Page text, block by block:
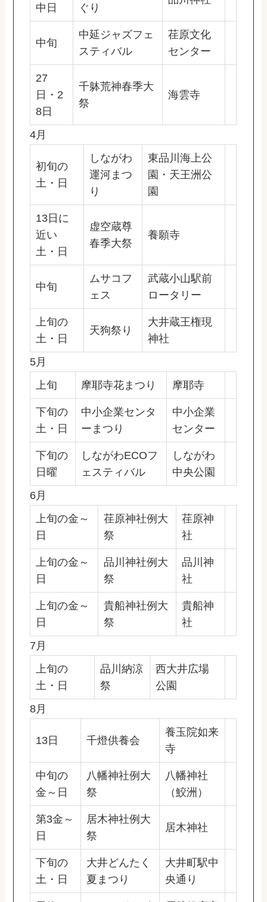
中日
ぐり
中旬
中延ジャズフェ
スティバル
荏原文化
センター
27
日・2
8日
千躰荒神春季大
祭
海雲寺
4月
初旬の
土・日
しながわ
運河まつ
り
東品川海上公
園・天王洲公
園
13日に
近い
土・日
虚空蔵尊
春季大祭
養願寺
中旬
ムサコフ
ェス
武蔵小山駅前
ロータリー
上旬の
土・日
天狗祭り
大井蔵王権現
神社
5月
上旬
摩耶寺花まつり 摩耶寺
下旬の
土・日
中小企業センタ
ーまつり
中小企業
センター
下旬の
日曜
しながわECOフ
ェスティバル
しながわ
中央公園
6月
上旬の金～
日
荏原神社例大
祭
荏原神
社
上旬の金～
日
品川神社例大
祭
品川神
社
上旬の金～
日
貴船神社例大
祭
貴船神
社
7月
上旬の
土・日
品川納涼
祭
西大井広場
公園
8月
13日 千燈供養会
養玉院如来
寺
中旬の
金～日
八幡神社例大
祭
八幡神社
（鮫洲）
第3金～
日
居木神社例大
祭
居木神社
下旬の
土・日
大井どんたく
夏まつり
大井町駅中
央通り